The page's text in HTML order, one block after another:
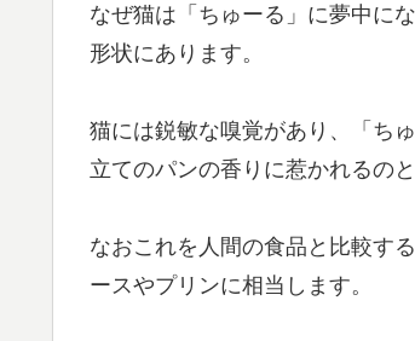
なぜ猫は「ちゅーる」に夢中に
形状にあります。
猫には鋭敏な嗅覚があり、「ち
立てのパンの香りに惹かれるの
なおこれを人間の食品と比較す
ースやプリンに相当します。